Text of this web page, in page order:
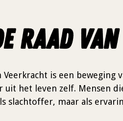
raad
Veerkracht is een
uit het leven zelf. Mensen
slachtoffer, maar als